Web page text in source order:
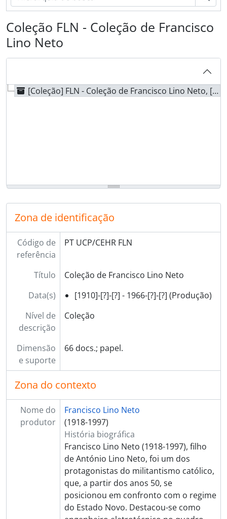
Coleção FLN - Coleção de Francisco
Lino Neto
[Coleção] FLN - Coleção de Francisco Lino Neto, [1910]-[?]-[?] - 1966-[?]-[?]
Zona de identificação
Código de
referência
PT UCP/CEHR FLN
Título
Coleção de Francisco Lino Neto
Data(s)
[1910]-[?]-[?] - 1966-[?]-[?] (Produção)
Nível de
descrição
Coleção
Dimensão
e suporte
66 docs.; papel.
Zona do contexto
Nome do
produtor
Francisco Lino Neto
(1918-1997)
História biográfica
Francisco Lino Neto (1918-1997), filho
de António Lino Neto, foi um dos
protagonistas do militantismo católico,
que, a partir dos anos 50, se
posicionou em confronto com o regime
do Estado Novo. Destacou-se como